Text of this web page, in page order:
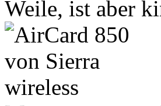
Weile, ist aber